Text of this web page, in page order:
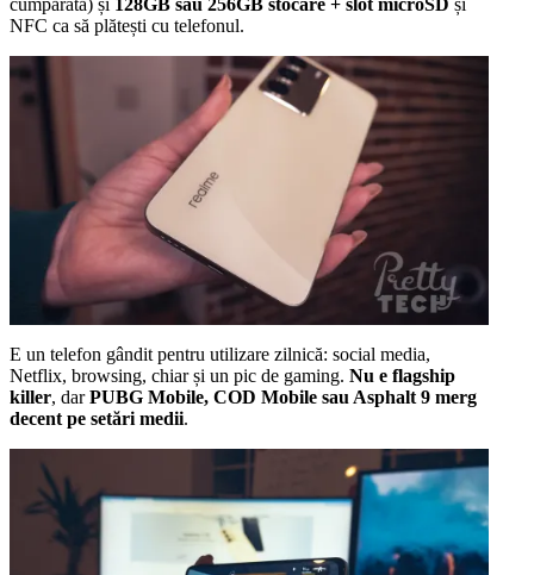
cumpărată) și 128GB sau 256GB stocare + slot microSD și
NFC ca să plătești cu telefonul.
E un telefon gândit pentru utilizare zilnică: social media,
Netflix, browsing, chiar și un pic de gaming. Nu e flagship
killer, darPUBG Mobile, COD Mobile sau Asphalt 9 merg
decent pe setări medii.